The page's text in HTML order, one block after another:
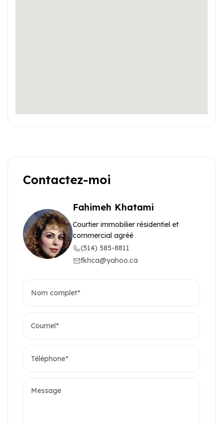
Contactez-moi
Fahimeh Khatami
Courtier immobilier résidentiel et
commercial agréé
(514) 585-8811
fkhca@yahoo.ca